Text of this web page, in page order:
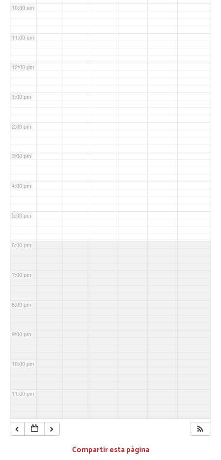
10:00 am
11:00 am
12:00 pm
1:00 pm
2:00 pm
3:00 pm
4:00 pm
5:00 pm
6:00 pm
7:00 pm
8:00 pm
9:00 pm
10:00 pm
11:00 pm
Compartir esta página